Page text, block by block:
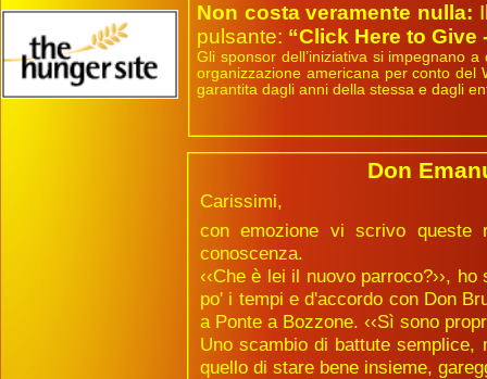
Don
Carissimi,
con emozione vi scrivo queste
conoscenza.
‹‹Che è lei il nuovo parroco?››,
po' i tempi e d'accordo con Don
a Ponte a Bozzone. ‹‹Sì sono
Uno scambio di battute
quello di stare bene insieme,
Non costa veramente nulla:
pulsante: “Click Here to Give
Gli sponsor dell’iniziativa si impegnano
organizzazione americana per conto del
garantita dagli anni della stessa e dagli